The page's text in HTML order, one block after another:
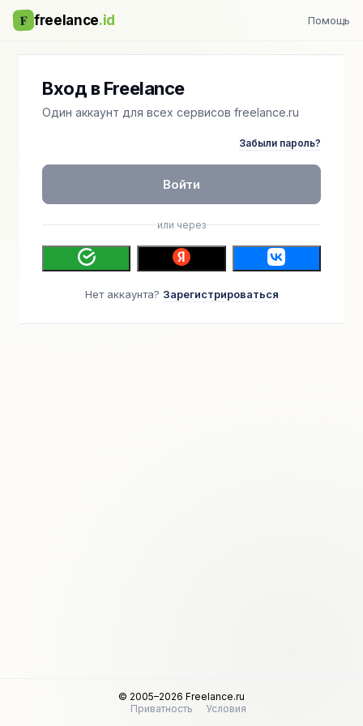
F freelance.id Помощь
Вход в Freelance
Один аккаунт для всех сервисов freelance.ru
Забыли пароль?
Войти
или через
Нет аккаунта? Зарегистрироваться
© 2005–2026 Freelance.ru
Приватность
Условия